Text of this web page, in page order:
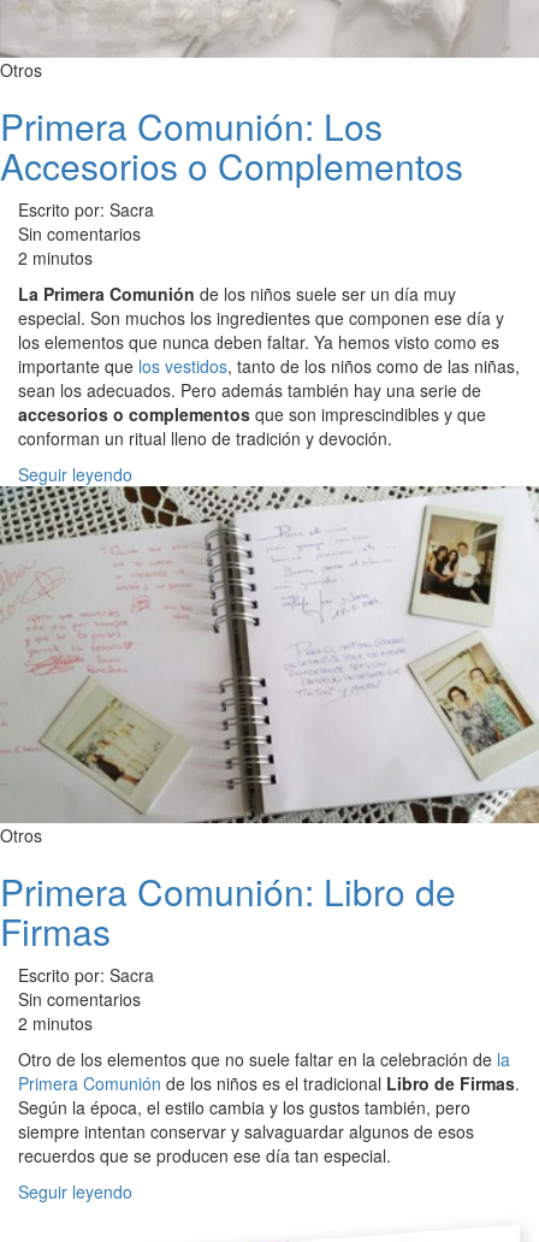
Otros
Primera Comunión: Los
Accesorios o Complementos
Escrito por: Sacra
Sin comentarios
2 minutos
La Primera Comunión de los niños suele ser un día muy
especial. Son muchos los ingredientes que componen ese día y
los elementos que nunca deben faltar. Ya hemos visto como es
importante que los vestidos, tanto de los niños como de las niñas,
sean los adecuados. Pero además también hay una serie de
accesorios o complementos que son imprescindibles y que
conforman un ritual lleno de tradición y devoción.
Seguir leyendo
Otros
Primera Comunión: Libro de
Firmas
Escrito por: Sacra
Sin comentarios
2 minutos
Otro de los elementos que no suele faltar en la celebración de la
Primera Comunión de los niños es el tradicional Libro de Firmas.
Según la época, el estilo cambia y los gustos también, pero
siempre intentan conservar y salvaguardar algunos de esos
recuerdos que se producen ese día tan especial.
Seguir leyendo